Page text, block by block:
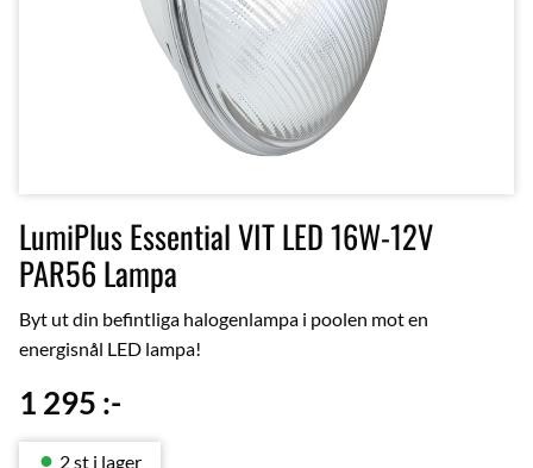
LumiPlus Essential VIT LED 16W-12V
PAR56 Lampa
Byt ut din befintliga halogenlampa i poolen mot en
energisnål LED lampa!
1 295 :-
2 st i lager